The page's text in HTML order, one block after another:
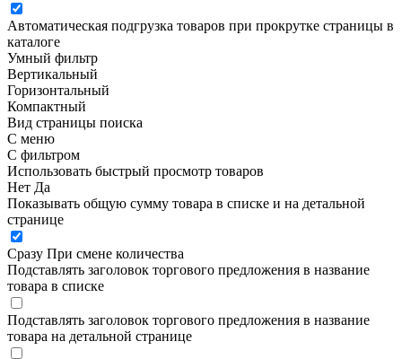
Автоматическая подгрузка товаров при прокрутке страницы в
каталоге
Умный фильтр
Вертикальный
Горизонтальный
Компактный
Вид страницы поиска
С меню
С фильтром
Использовать быстрый просмотр товаров
Нет Да
Показывать общую сумму товара в списке и на детальной
странице
Сразу При смене количества
Подставлять заголовок торгового предложения в название
товара в списке
Подставлять заголовок торгового предложения в название
товара на детальной странице